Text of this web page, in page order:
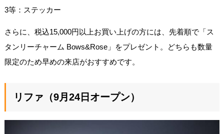
3等：ステッカー
さらに、税込15,000円以上お買い上げの方には、先着順で「ス
タンリーチャーム Bows&Rose」をプレゼント。どちらも数量
限定のため早めの来店がおすすめです。
リファ（9月24日オープン）